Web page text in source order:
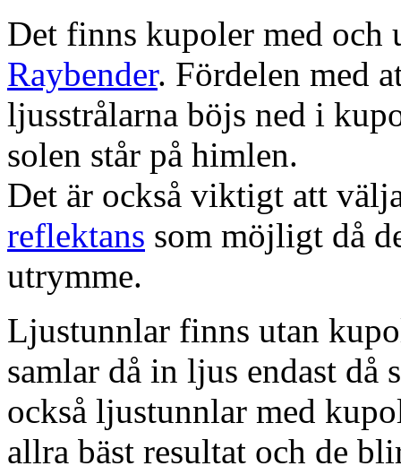
Det finns kupoler med och
Raybender. Fördelen med
ljusstrålarna böjs ned i
solen står på himlen.
Det är också viktigt att
reflektans som möjligt då
utrymme.
Ljustunnlar finns utan
samlar då in ljus endast då
också ljustunnlar med
allra bäst resultat och de